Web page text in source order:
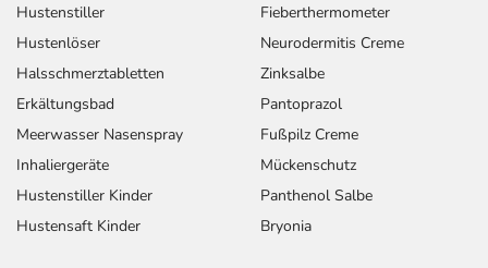
Hustenstiller
Hustenlöser
Halsschmerztabletten
Erkältungsbad
Meerwasser Nasenspray
Inhaliergeräte
Hustenstiller Kinder
Hustensaft Kinder
Fieberthermometer
Neurodermitis Creme
Zinksalbe
Pantoprazol
Fußpilz Creme
Mückenschutz
Panthenol Salbe
Bryonia